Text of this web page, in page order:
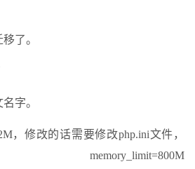
了。
字。
，修改的话需要修改php.ini文件，
memory_limit=800M